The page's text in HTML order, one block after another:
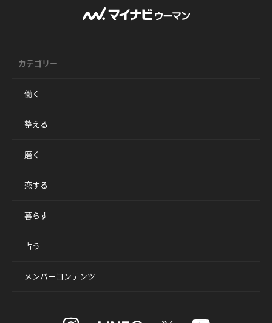
カテゴリー
働く
整える
磨く
恋する
暮らす
占う
メンバーコンテンツ